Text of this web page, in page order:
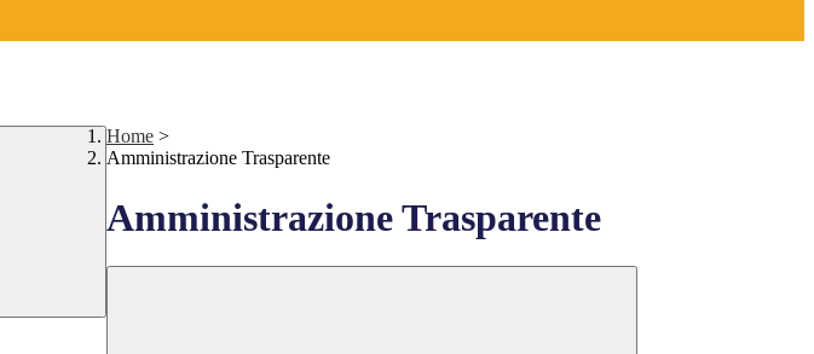
Home >
Amministrazione Trasparente
Amministrazione Trasparente